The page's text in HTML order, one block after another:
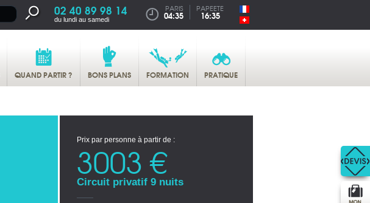
02 40 89 98 14
du lundi au samedi
PARIS
04:35
PAPEETE
16:35
QUAND PARTIR ? BONS PLANS FORMATION PRATIQUE
Prix par personne à partir de :
3003 €
Circuit privatif 9 nuits